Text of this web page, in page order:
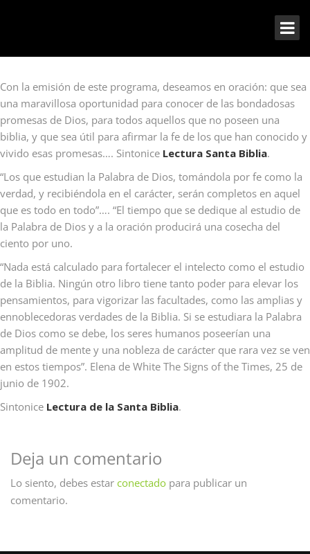
Con la emisión de este programa, deseamos en oración: que sea
una maravillosa oportunidad para conocer de las bondadosas
promesas de Dios, para todos aquellos que no poseen una
biblia, y que sea útil para afirmar la fe de los que han conocido y
vivido esas promesas…. Sintonice Lectura Santa Biblia.
“Los que estudian la Palabra de Dios, tomándola por fe como la
verdad, y recibiéndola en el carácter, serán completos en aquel
que es todo en todo”…. “El tiempo que se dedique al estudio de
la Palabra de Dios y a la oración producirá una cosecha del
ciento por uno.
“Nada está calculado para fortalecer el intelecto como el estudio
de la Biblia. Ningún otro libro tiene tanto poder para elevar los
pensamientos, para vigorizar las facultades, como las amplias y
ennoblecedoras verdades de la Biblia. Si se estudiara la Palabra
de Dios como se debe, los seres humanos poseerían una
amplitud de mente y una nobleza de carácter que rara vez se ven
en estos tiempos”. Elena de White The Signs of the Times, 25 de
junio de 1902.
Sintonice Lectura de la Santa Biblia.
Deja un comentario
Lo siento, debes estar conectado para publicar un
comentario.